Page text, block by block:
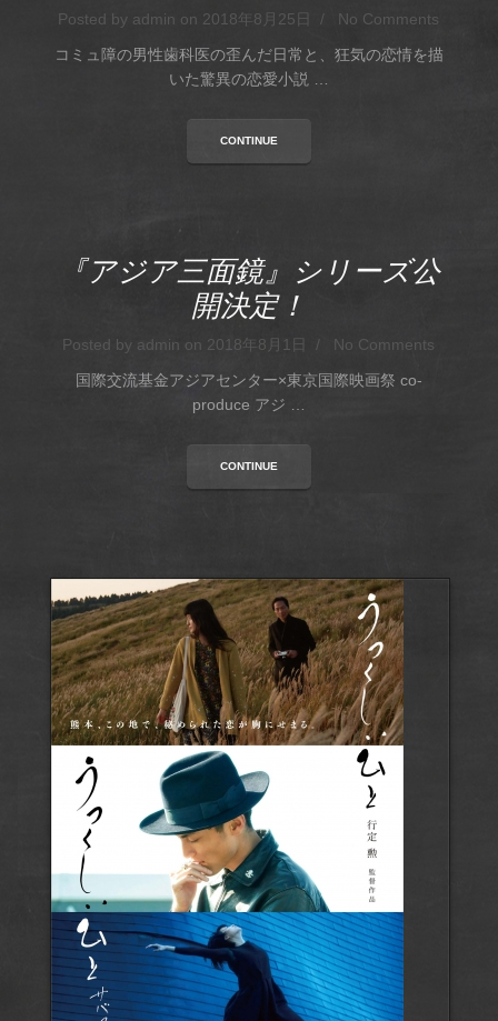
Posted by admin on 2018年8月25日 / No Comments
コミュ障の男性歯科医の歪んだ日常と、狂気の恋情を描
いた驚異の恋愛小説 …
CONTINUE
『アジア三面鏡』シリーズ公
開決定！
Posted by admin on 2018年8月1日 / No Comments
国際交流基金アジアセンター×東京国際映画祭 co-
produce アジ …
CONTINUE